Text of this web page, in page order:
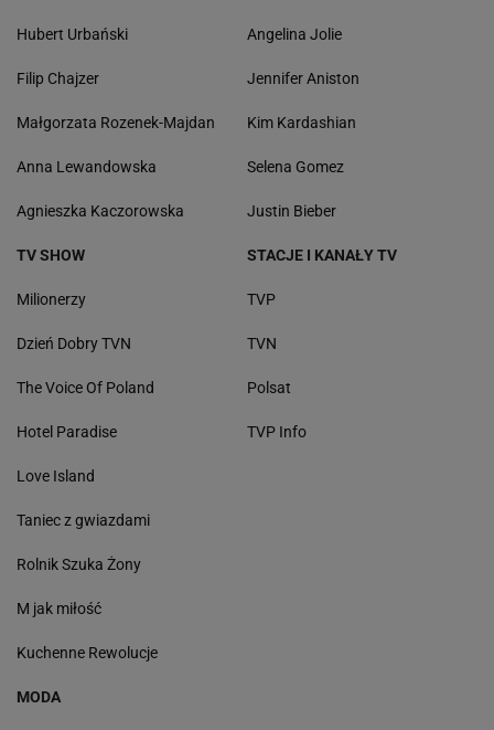
Hubert Urbański
Filip Chajzer
Małgorzata Rozenek-Majdan
Anna Lewandowska
Agnieszka Kaczorowska
Angelina Jolie
Jennifer Aniston
Kim Kardashian
Selena Gomez
Justin Bieber
TV SHOW
Milionerzy
Dzień Dobry TVN
The Voice Of Poland
Hotel Paradise
Love Island
Taniec z gwiazdami
Rolnik Szuka Żony
M jak miłość
Kuchenne Rewolucje
STACJE I KANAŁY TV
TVP
TVN
Polsat
TVP Info
MODA